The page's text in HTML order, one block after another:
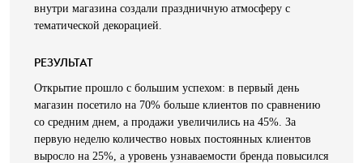
внутри магазина создали праздничную атмосферу с
тематической декорацией.
РЕЗУЛЬТАТ
Открытие прошло с большим успехом: в первый день
магазин посетило на 70% больше клиентов по сравнению
со средним днем, а продажи увеличились на 45%. За
первую неделю количество новых постоянных клиентов
выросло на 25%, а уровень узнаваемости бренда повысился